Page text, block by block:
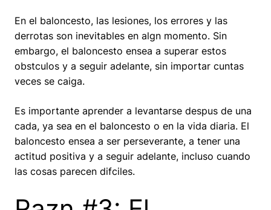
En el baloncesto, las lesiones, los errores y las
derrotas son inevitables en algn momento. Sin
embargo, el baloncesto ensea a superar estos
obstculos y a seguir adelante, sin importar cuntas
veces se caiga.
Es importante aprender a levantarse despus de una
cada, ya sea en el baloncesto o en la vida diaria. El
baloncesto ensea a ser perseverante, a tener una
actitud positiva y a seguir adelante, incluso cuando
las cosas parecen difciles.